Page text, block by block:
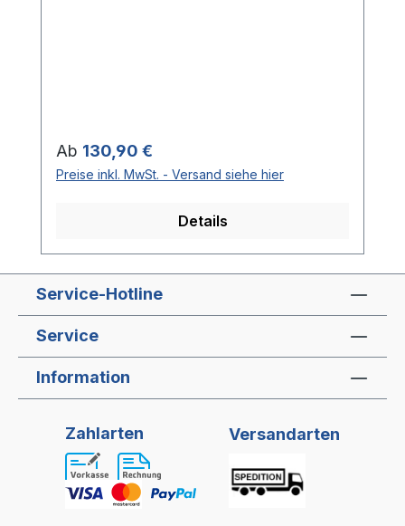
Regulärer Preis:
Ab 130,90 €
Preise inkl. MwSt. - Versand siehe hier
Details
Service-Hotline
Service
Information
Zahlarten Versandarten